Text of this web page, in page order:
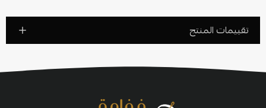
تقييمات المنتج